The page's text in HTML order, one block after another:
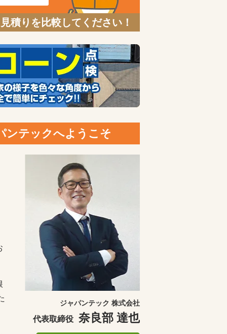
積りを比較してください！
ンテックへようこそ
ジャパンテック 株式会社
代表取締役 奈良部 達也